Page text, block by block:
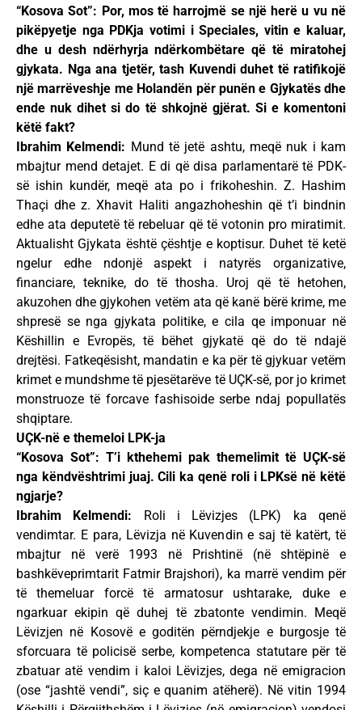
“Kosova Sot”: Por, mos të harrojmë se një herë u vu në
pikëpyetje nga PDKja votimi i Speciales, vitin e kaluar,
dhe u desh ndërhyrja ndërkombëtare që të miratohej
gjykata. Nga ana tjetër, tash Kuvendi duhet të ratifikojë
një marrëveshje me Holandën për punën e Gjykatës dhe
ende nuk dihet si do të shkojnë gjërat. Si e komentoni
këtë fakt?
Ibrahim Kelmendi: Mund të jetë ashtu, meqë nuk i kam
mbajtur mend detajet. E di që disa parlamentarë të PDK-
së ishin kundër, meqë ata po i frikoheshin. Z. Hashim
Thaçi dhe z. Xhavit Haliti angazhoheshin që t’i bindnin
edhe ata deputetë të rebeluar që të votonin pro miratimit.
Aktualisht Gjykata është çështje e koptisur. Duhet të ketë
ngelur edhe ndonjë aspekt i natyrës organizative,
financiare, teknike, do të thosha. Uroj që të hetohen,
akuzohen dhe gjykohen vetëm ata që kanë bërë krime, me
shpresë se nga gjykata politike, e cila qe imponuar në
Këshillin e Evropës, të bëhet gjykatë që do të ndajë
drejtësi. Fatkeqësisht, mandatin e ka për të gjykuar vetëm
krimet e mundshme të pjesëtarëve të UÇK-së, por jo krimet
monstruoze të forcave fashisoide serbe ndaj popullatës
shqiptare.
UÇK-në e themeloi LPK-ja
“Kosova Sot”: T’i kthehemi pak themelimit të UÇK-së
nga këndvështrimi juaj. Cili ka qenë roli i LPKsë në këtë
ngjarje?
Ibrahim Kelmendi: Roli i Lëvizjes (LPK) ka qenë
vendimtar. E para, Lëvizja në Kuvendin e saj të katërt, të
mbajtur në verë 1993 në Prishtinë (në shtëpinë e
bashkëveprimtarit Fatmir Brajshori), ka marrë vendim për
të themeluar forcë të armatosur ushtarake, duke e
ngarkuar ekipin që duhej të zbatonte vendimin. Meqë
Lëvizjen në Kosovë e goditën përndjekje e burgosje të
sforcuara të policisë serbe, kompetenca statutare për të
zbatuar atë vendim i kaloi Lëvizjes, dega në emigracion
(ose “jashtë vendi”, siç e quanim atëherë). Në vitin 1994